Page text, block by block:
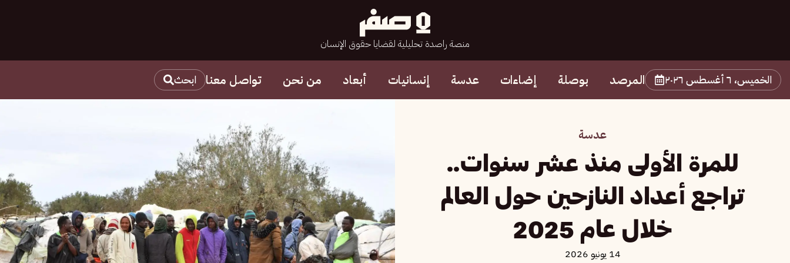
منصة راصدة تحليلية لقضايا حقوق الإنسان
الخميس، ٦ أغسطس ٢٠٢٦ المرصد بوصلة إضاءات عدسة إنسانيات أبعاد من نحن تواصل معنا ابحث
عدسة
للمرة الأولى منذ عشر سنوات..
تراجع أعداد النازحين حول العالم
خلال عام 2025
14 يونيو 2026